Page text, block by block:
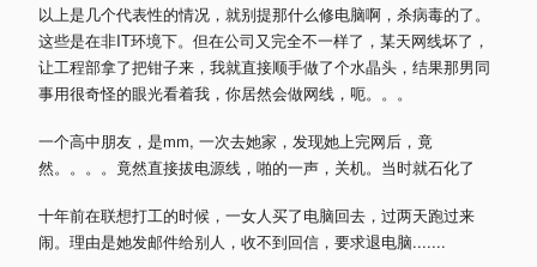
以上是几个代表性的情况，就别提那什么修电脑啊，杀病毒的了。
这些是在非IT环境下。但在公司又完全不一样了，某天网线坏了，
让工程部拿了把钳子来，我就直接顺手做了个水晶头，结果那男同
事用很奇怪的眼光看着我，你居然会做网线，呃。。。
一个高中朋友，是mm, 一次去她家，发现她上完网后，竟
然。。。。竟然直接拔电源线，啪的一声，关机。当时就石化了
十年前在联想打工的时候，一女人买了电脑回去，过两天跑过来
闹。理由是她发邮件给别人，收不到回信，要求退电脑.......